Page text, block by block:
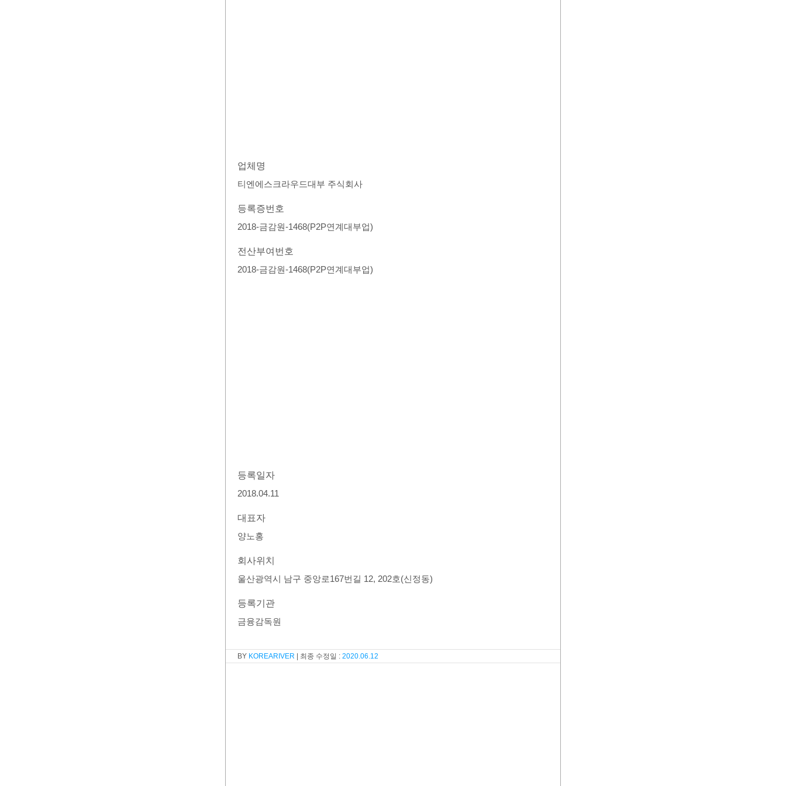
업체명
티엔에스크라우드대부 주식회사
등록증번호
2018-금감원-1468(P2P연계대부업)
전산부여번호
2018-금감원-1468(P2P연계대부업)
등록일자
2018.04.11
대표자
양노홍
회사위치
울산광역시 남구 중앙로167번길 12, 202호(신정동)
등록기관
금융감독원
KOREARIVER 2020.06.12